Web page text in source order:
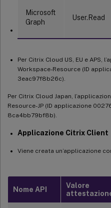
Microsoft
Graph
User.Read
Per Citrix Cloud US, EU e APS,
Workspace-Resource (ID
3eac97f8b26c).
Per Citrix Cloud Japan,
Resource-JP (ID applicazione
8ca4bb79bf8b).
Applicazione Citrix Client
Viene creata un’applicazione
Nome API
Valore